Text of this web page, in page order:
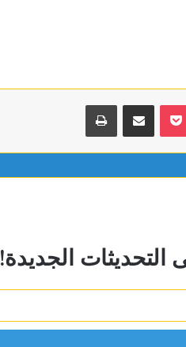
بوكيت مشاركة عبر البريد طباعة
التحديثات الجديدة!